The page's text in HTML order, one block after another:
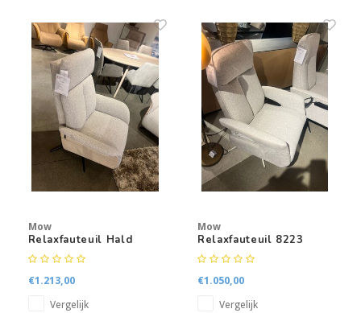
Mow
Relaxfauteuil Hald
€1.213,00
Vergelijk
Mow
Relaxfauteuil 8223
€1.050,00
Vergelijk